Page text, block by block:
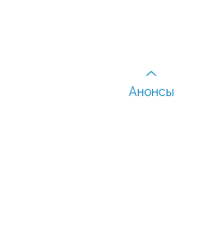
Анонсы